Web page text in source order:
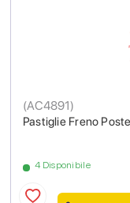
Pastiglie Freno
(AC4891)
4 Disponibile